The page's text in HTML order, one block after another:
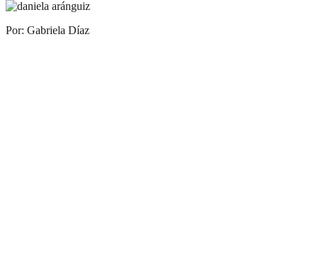
Por: Gabriela Díaz